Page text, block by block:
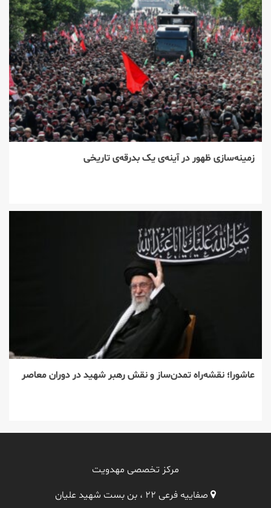
زمینه‌سازی ظهور در آینه‌ی یک بدرقه‌ی تاریخی
عاشورا؛ نقشه‌راه تمدن‌ساز و نقش رهبر شهید در دوران معاصر
مرکز تخصصی مهدویت
صفاییه فرعی ۲۲ ، بن بست شهید علیان